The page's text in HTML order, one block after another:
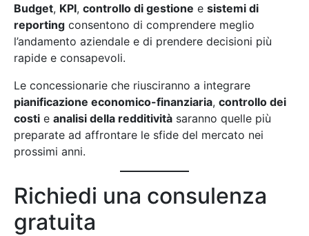
Budget, KPI, controllo di gestione e sistemi di
reporting consentono di comprendere meglio
l’andamento aziendale e di prendere decisioni più
rapide e consapevoli.
Le concessionarie che riusciranno a integrare
pianificazione economico-finanziaria, controllo dei
costi e analisi della redditività saranno quelle più
preparate ad affrontare le sfide del mercato nei
prossimi anni.
Richiedi una consulenza
gratuita